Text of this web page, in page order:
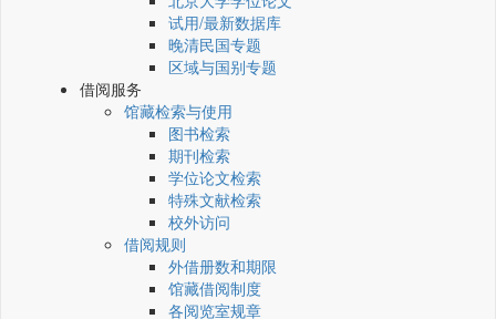
试用/最新数据库
晚清民国专题
区域与国别专题
借阅服务
馆藏检索与使用
图书检索
期刊检索
学位论文检索
特殊文献检索
校外访问
借阅规则
外借册数和期限
馆藏借阅制度
各阅览室规章